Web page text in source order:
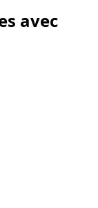
avec